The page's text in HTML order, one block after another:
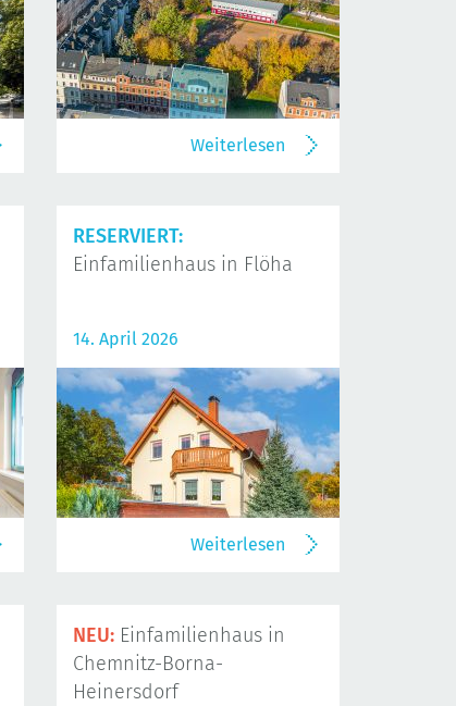
Weiterlesen
RESERVIERT:
Einfamilienhaus in Flöha
14. April 2026
Weiterlesen
NEU: Einfamilienhaus in
Chemnitz-Borna-
Heinersdorf